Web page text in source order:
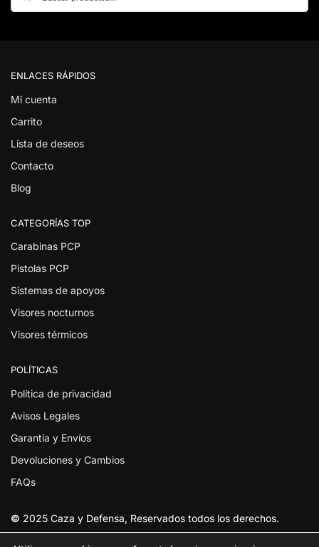
ENLACES RÁPIDOS
Mi cuenta
Carrito
Lista de deseos
Contacto
Blog
CATEGORÍAS TOP
Carabinas PCP
Pistolas PCP
Sistemas de apoyos
Visores nocturnos
Visores térmicos
POLÍTICAS
Política de privacidad
Avisos Legales
Garantía y Envíos
Devoluciones y Cambios
FAQs
© 2025 Caza y Defensa, Reservados todos los derechos.